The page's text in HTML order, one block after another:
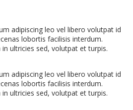
adipiscing leo vel libero volutpat id
lobortis facilisis interdum.
ultricies sed, volutpat et turpis.
adipiscing leo vel libero volutpat id
lobortis facilisis interdum.
ultricies sed, volutpat et turpis.